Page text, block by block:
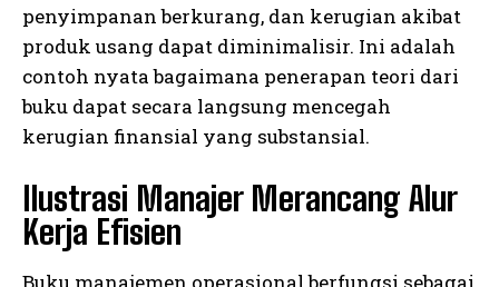
penyimpanan berkurang, dan kerugian akibat
produk usang dapat diminimalisir. Ini adalah
contoh nyata bagaimana penerapan teori dari
buku dapat secara langsung mencegah
kerugian finansial yang substansial.
Ilustrasi Manajer Merancang Alur
Kerja Efisien
Buku manajemen operasional berfungsi sebagai